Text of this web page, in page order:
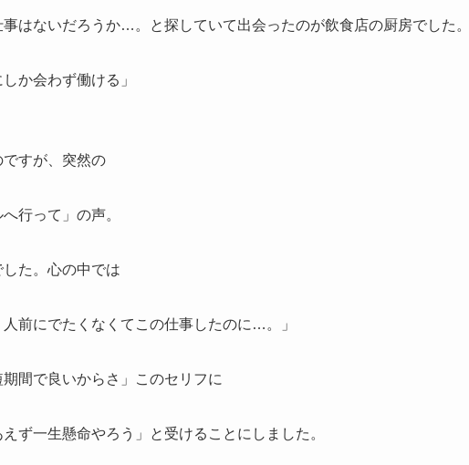
はないだろうか…。と探していて出会ったのが飲食店の厨房でした。
か会わず働ける」
すが、突然の
行って」の声。
た。心の中では
前にでたくなくてこの仕事したのに…。」
期間で良いからさ」このセリフに
ず一生懸命やろう」と受けることにしました。